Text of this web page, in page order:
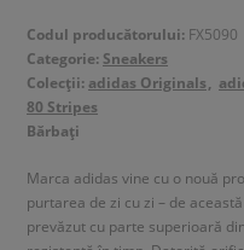
Codul producătorului: FX5090
Categorie: Sneakers
Colecții: adidas Originals
80 Stripes
Bărbați
Marca adidas vine cu o nouă
purtarea de zi cu zi – de
prevăzut cu parte superioară